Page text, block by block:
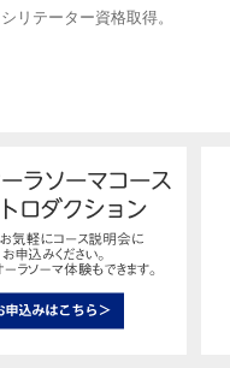
シリテーター資格取得。